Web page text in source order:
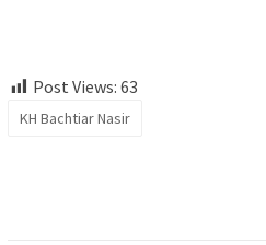
Post Views: 63
KH Bachtiar Nasir